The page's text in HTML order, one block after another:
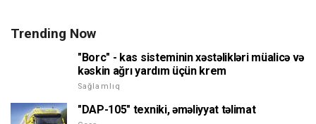
Trending Now
"Borc" - kas sisteminin xəstəlikləri müalicə və
kəskin ağrı yardım üçün krem
Sağlamlıq
"DAP-105" texniki, əməliyyat təlimat